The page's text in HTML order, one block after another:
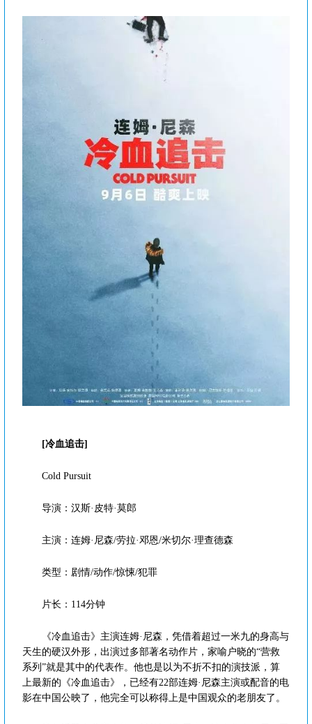
[冷血追击]
Cold Pursuit
导演：汉斯·皮特·莫郎
主演：连姆·尼森/劳拉·邓恩/米切尔·理查德森
类型：剧情/动作/惊悚/犯罪
片长：114分钟
《冷血追击》主演连姆·尼森，凭借着超过一米九的身高与
天生的硬汉外形，出演过多部著名动作片，家喻户晓的“营救
系列”就是其中的代表作。他也是以为不折不扣的演技派，算
上最新的《冷血追击》，已经有22部连姆·尼森主演或配音的电
影在中国公映了，他完全可以称得上是中国观众的老朋友了。